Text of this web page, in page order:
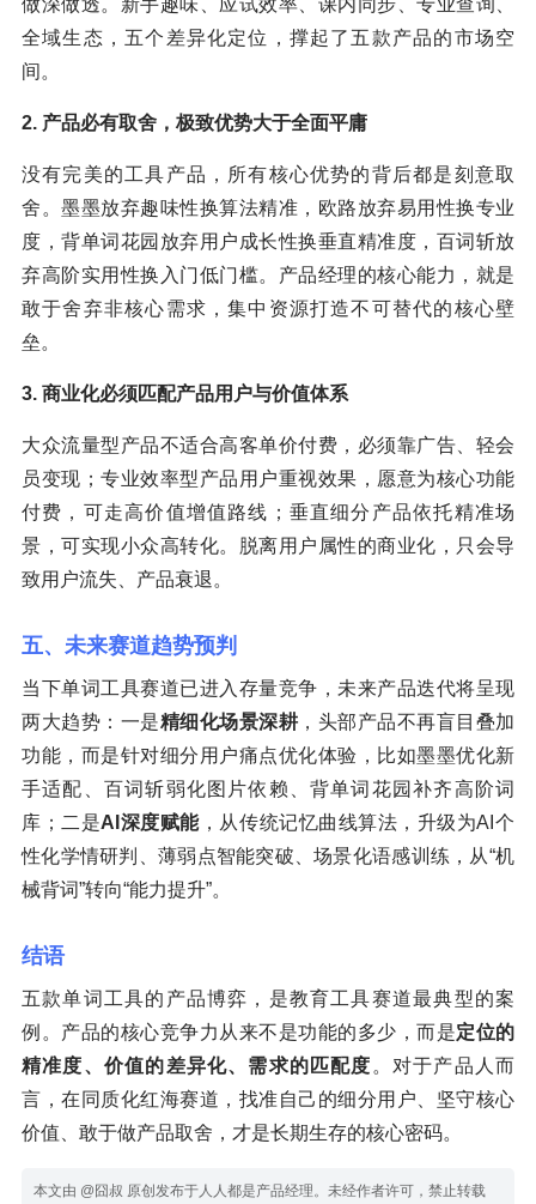
做深做透。新手趣味、应试效率、课内同步、专业查询、
全域生态，五个差异化定位，撑起了五款产品的市场空
间。
2. 产品必有取舍，极致优势大于全面平庸
没有完美的工具产品，所有核心优势的背后都是刻意取
舍。墨墨放弃趣味性换算法精准，欧路放弃易用性换专业
度，背单词花园放弃用户成长性换垂直精准度，百词斩放
弃高阶实用性换入门低门槛。产品经理的核心能力，就是
敢于舍弃非核心需求，集中资源打造不可替代的核心壁
垒。
3. 商业化必须匹配产品用户与价值体系
大众流量型产品不适合高客单价付费，必须靠广告、轻会
员变现；专业效率型产品用户重视效果，愿意为核心功能
付费，可走高价值增值路线；垂直细分产品依托精准场
景，可实现小众高转化。脱离用户属性的商业化，只会导
致用户流失、产品衰退。
五、未来赛道趋势预判
当下单词工具赛道已进入存量竞争，未来产品迭代将呈现
两大趋势：一是精细化场景深耕，头部产品不再盲目叠加
功能，而是针对细分用户痛点优化体验，比如墨墨优化新
手适配、百词斩弱化图片依赖、背单词花园补齐高阶词
库；二是AI深度赋能，从传统记忆曲线算法，升级为AI个
性化学情研判、薄弱点智能突破、场景化语感训练，从“机
械背词”转向“能力提升”。
结语
五款单词工具的产品博弈，是教育工具赛道最典型的案
例。产品的核心竞争力从来不是功能的多少，而是定位的
精准度、价值的差异化、需求的匹配度 。对于产品人而
言，在同质化红海赛道，找准自己的细分用户、坚守核心
价值、敢于做产品取舍，才是长期生存的核心密码。
本文由 @囧叔 原创发布于人人都是产品经理。未经作者许可，禁止转载